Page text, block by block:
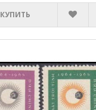
КУПИТЬ